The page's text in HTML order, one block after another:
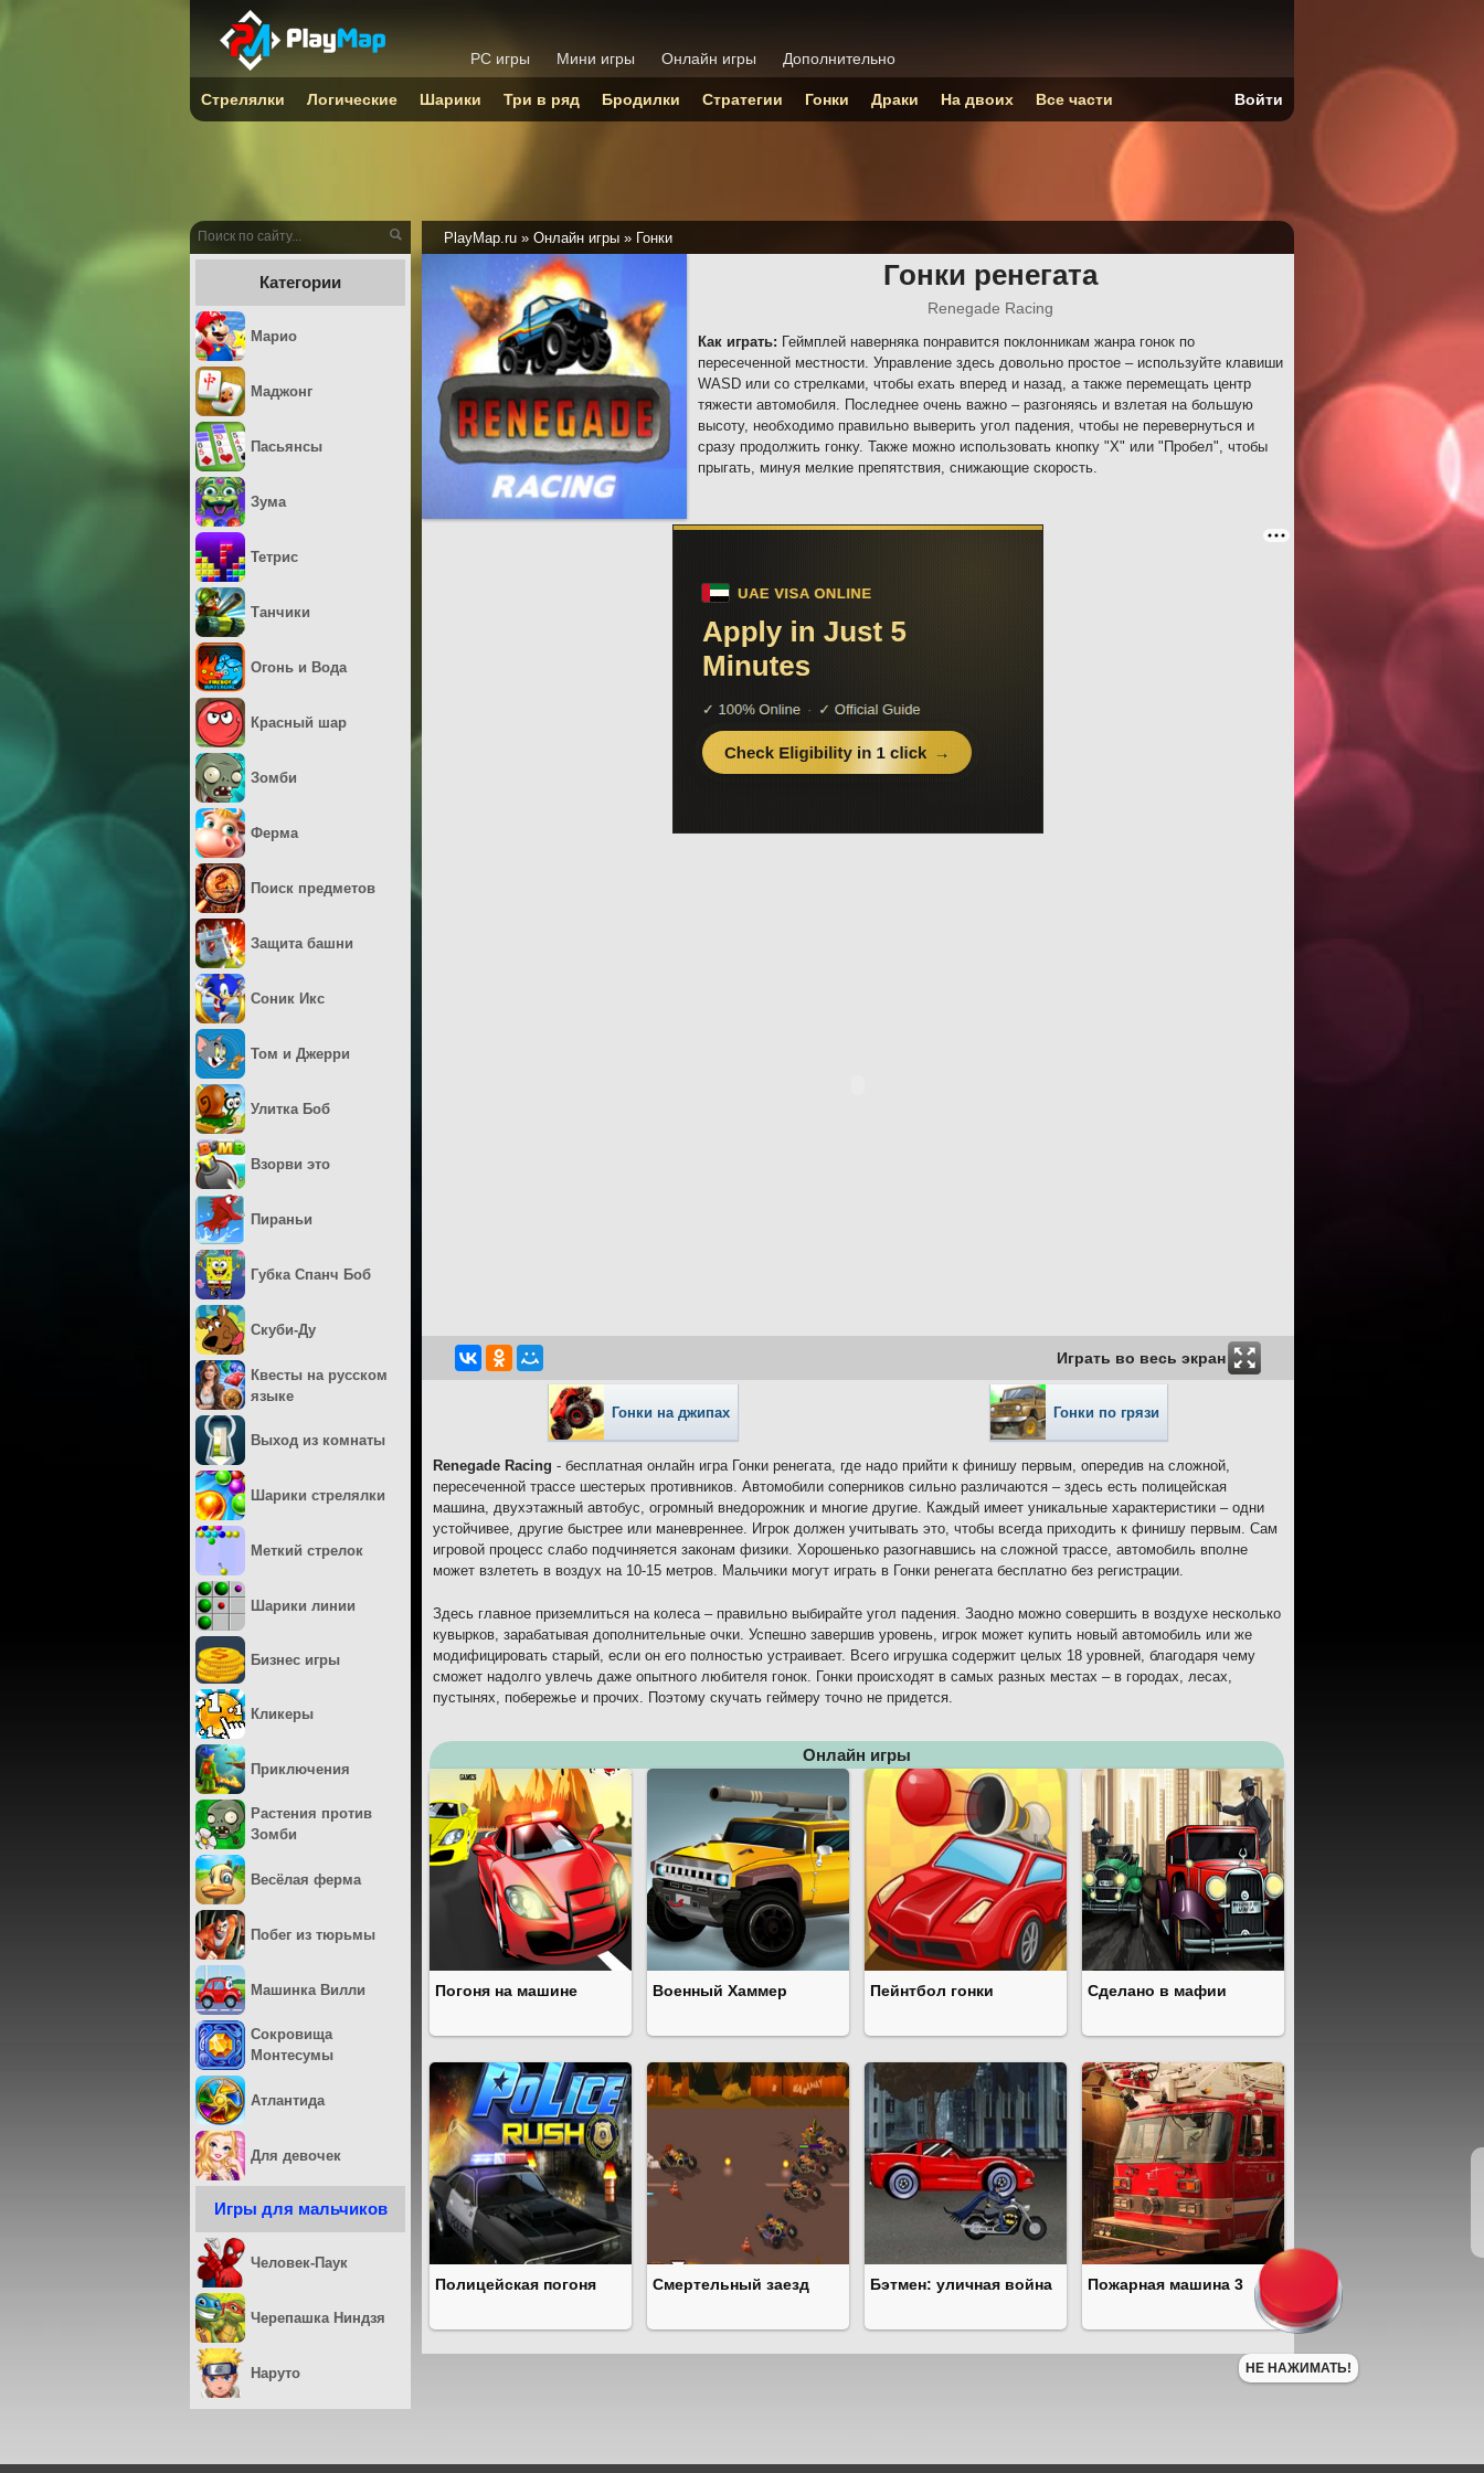
PlayMap.ru » Онлайн игры » Гонки
Гонки ренегата
Renegade Racing
Как играть: Геймплей наверняка понравится поклонникам жанра гонок по
пересеченной местности. Управление здесь довольно простое – используйте клавиши
WASD или со стрелками, чтобы ехать вперед и назад, а также перемещать центр
тяжести автомобиля. Последнее очень важно – разгоняясь и взлетая на большую
высоту, необходимо правильно выверить угол падения, чтобы не перевернуться и
сразу продолжить гонку. Также можно использовать кнопку "X" или "Пробел", чтобы
прыгать, минуя мелкие препятствия, снижающие скорость.
Играть во весь экран
Гонки на джипах Гонки по грязи
Renegade Racing - бесплатная онлайн игра Гонки ренегата, где надо прийти к финишу первым, опередив на сложной,
пересеченной трассе шестерых противников. Автомобили соперников сильно различаются – здесь есть полицейская
машина, двухэтажный автобус, огромный внедорожник и многие другие. Каждый имеет уникальные характеристики – одни
устойчивее, другие быстрее или маневреннее. Игрок должен учитывать это, чтобы всегда приходить к финишу первым. Сам
игровой процесс слабо подчиняется законам физики. Хорошенько разогнавшись на сложной трассе, автомобиль вполне
может взлететь в воздух на 10-15 метров. Мальчики могут играть в Гонки ренегата бесплатно без регистрации.
Здесь главное приземлиться на колеса – правильно выбирайте угол падения. Заодно можно совершить в воздухе несколько
кувырков, зарабатывая дополнительные очки. Успешно завершив уровень, игрок может купить новый автомобиль или же
модифицировать старый, если он его полностью устраивает. Всего игрушка содержит целых 18 уровней, благодаря чему
сможет надолго увлечь даже опытного любителя гонок. Гонки происходят в самых разных местах – в городах, лесах,
пустынях, побережье и прочих. Поэтому скучать геймеру точно не придется.
Онлайн игры
Погоня на машине Военный Хаммер Пейнтбол гонки Сделано в мафии
Полицейская погоня Смертельный заезд Бэтмен: уличная война Пожарная машина 3
Категории
Марио
Маджонг
Пасьянсы
Зума
Тетрис
Танчики
Огонь и Вода
Красный шар
Зомби
Ферма
Поиск предметов
Защита башни
Соник Икс
Том и Джерри
Улитка Боб
Взорви это
Пираньи
Губка Спанч Боб
Скуби-Ду
Квесты на русском
языке
Выход из комнаты
Шарики стрелялки
Меткий стрелок
Шарики линии
Бизнес игры
Кликеры
Приключения
Растения против
Зомби
Весёлая ферма
Побег из тюрьмы
Машинка Вилли
Сокровища
Монтесумы
Атлантида
Для девочек
Игры для мальчиков
Человек-Паук
Черепашка Ниндзя
Наруто
PC игры Мини игры Онлайн игры Дополнительно
Стрелялки Логические Шарики Три в ряд Бродилки Стратегии Гонки Драки На двоих Все части Войти
НЕ НАЖИМАТЬ!